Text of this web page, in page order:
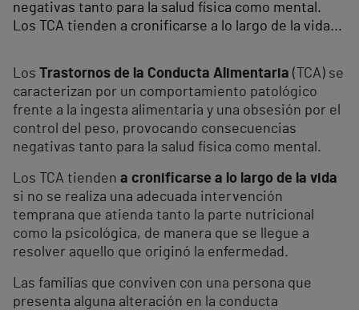
negativas tanto para la salud física como mental.
Los TCA tienden a cronificarse a lo largo de la vida...
Los Trastornos de la Conducta Alimentaria (TCA) se
caracterizan por un comportamiento patológico
frente a la ingesta alimentaria y una obsesión por el
control del peso, provocando consecuencias
negativas tanto para la salud física como mental.
Los TCA tienden a cronificarse a lo largo de la vida
si no se realiza una adecuada intervención
temprana que atienda tanto la parte nutricional
como la psicológica, de manera que se llegue a
resolver aquello que originó la enfermedad.
Las familias que conviven con una persona que
presenta alguna alteración en la conducta